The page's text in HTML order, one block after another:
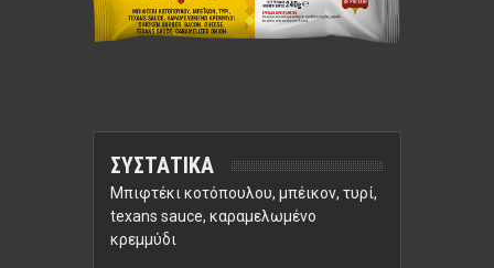
ΣΥΣΤΑΤΙΚΑ
Μπιφτέκι κοτόπουλου, μπέικον, τυρί,
texans sauce, καραμελωμένο
κρεμμύδι